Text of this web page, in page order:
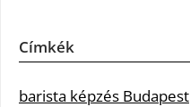
Címkék
barista képzés Budapest